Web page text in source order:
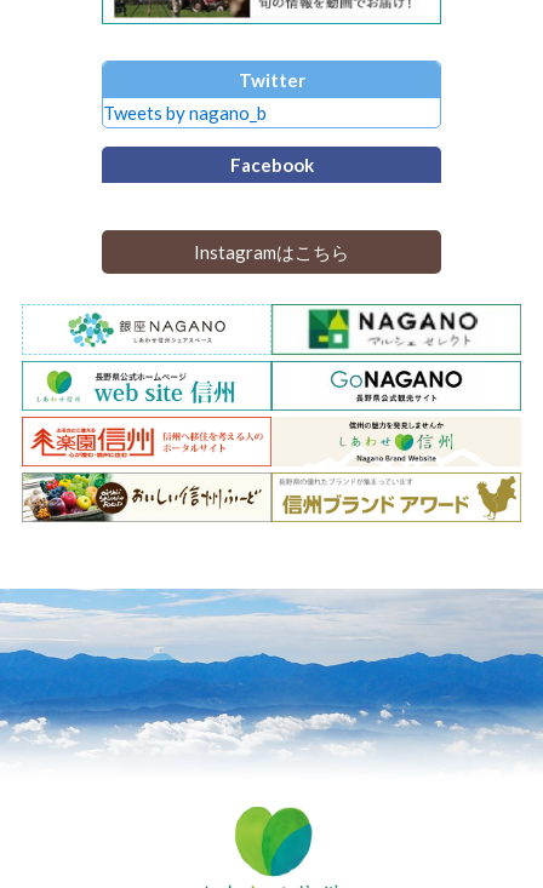
Twitter
Tweets by nagano_b
Facebook
Instagramはこちら